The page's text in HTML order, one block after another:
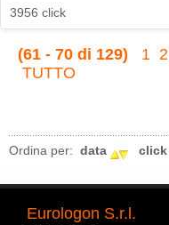
3956 click
(61 - 70 di 129) 1 2
TUTTO
Ordina per: data click
Eurologon S.r.l.